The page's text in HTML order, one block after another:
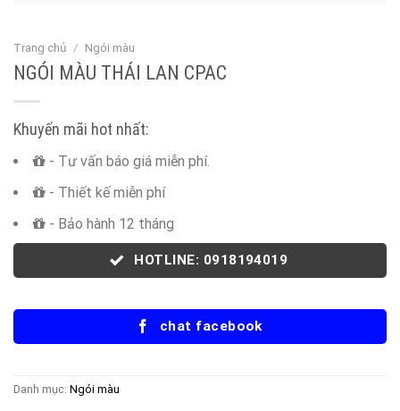
Trang chủ / Ngói màu
NGÓI MÀU THÁI LAN CPAC
Khuyến mãi hot nhất:
- Tư vấn báo giá miễn phí.
- Thiết kế miễn phí
- Bảo hành 12 tháng
HOTLINE: 0918194019
chat facebook
Danh mục: Ngói màu